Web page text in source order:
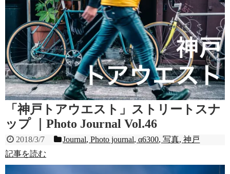
「神戸トアウエスト」ストリートスナ
ップ ｜Photo Journal Vol.46
2018/3/7 Journal,Photo journal,α6300,写真,神戸
記事を読む